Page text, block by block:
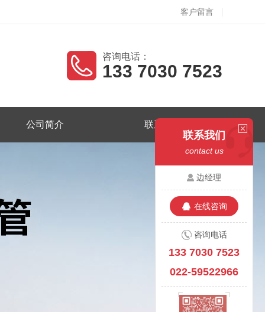
客户留言
咨询电话：
133 7030 7523
公司简介 联系我们
联系我们
contact us
边经理
在线咨询
咨询电话
133 7030 7523
022-59522966